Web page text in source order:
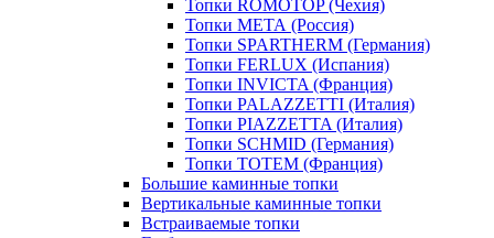
Топки ROMOTOP (Чехия)
Топки МЕТА (Россия)
Топки SPARTHERM (Германия)
Топки FERLUX (Испания)
Топки INVICTA (Франция)
Топки PALAZZETTI (Италия)
Топки PIAZZETTA (Италия)
Топки SCHMID (Германия)
Топки TOTEM (Франция)
Большие каминные топки
Вертикальные каминные топки
Встраиваемые топки